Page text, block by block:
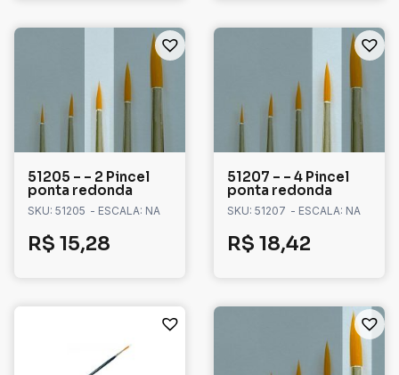
51205 – – 2 Pincel
ponta redonda
SKU: 51205 - ESCALA: NA
R$ 15,28
51207 – – 4 Pincel
ponta redonda
SKU: 51207 - ESCALA: NA
R$ 18,42